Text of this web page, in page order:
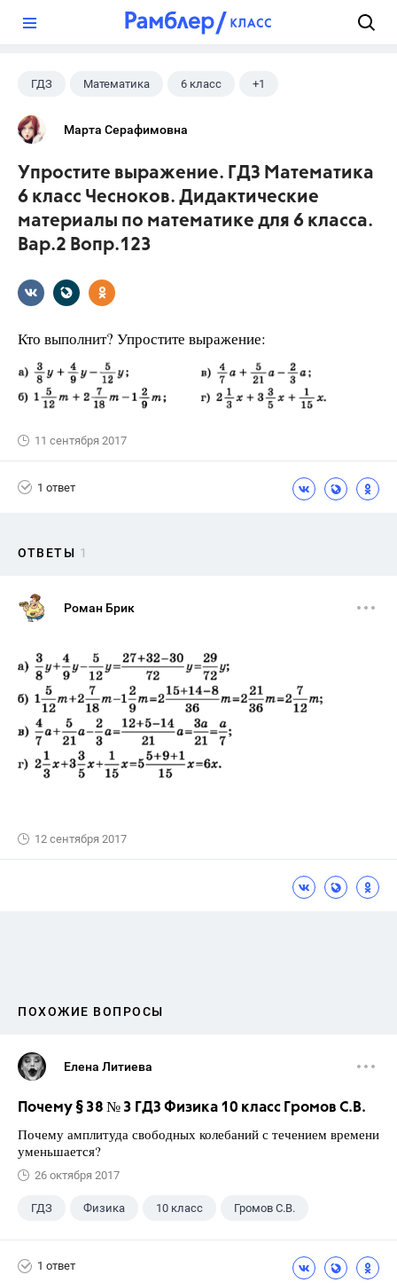
ГДЗ Математика 6 класс +1
Чесноков А.С.
Марта Серафимовна
Упростите выражение. ГДЗ Математика
6 класс Чесноков. Дидактические
материалы по математике для 6 класса.
Вар.2 Вопр.123
Кто выполнит? Упростите выражение:
11 сентября 2017
1 ответ
ОТВЕТЫ 1
Роман Брик
12 сентября 2017
ПОХОЖИЕ ВОПРОСЫ
Елена Литиева
Почему § 38 № 3 ГДЗ Физика 10 класс Громов С.В.
Почему амплитуда свободных колебаний с течением времени
уменьшается?
26 октября 2017
ГДЗ Физика 10 класс Громов С.В.
1 ответ